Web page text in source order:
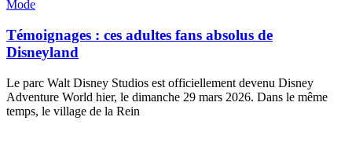
Mode
Témoignages : ces adultes fans absolus de
Disneyland
Le parc Walt Disney Studios est officiellement devenu Disney
Adventure World hier, le dimanche 29 mars 2026. Dans le même
temps, le village de la Rein